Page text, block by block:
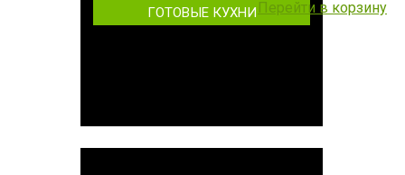
ГОТОВЫЕ КУХНИ Перейти в корзину